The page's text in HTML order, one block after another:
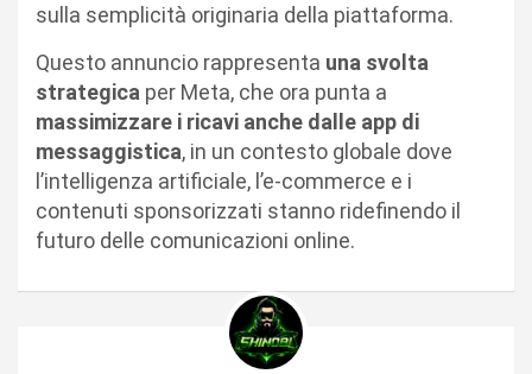
sulla semplicità originaria della piattaforma.
Questo annuncio rappresenta una svolta
strategica per Meta, che ora punta a
massimizzare i ricavi anche dalle app di
messaggistica, in un contesto globale dove
l’intelligenza artificiale, l’e-commerce e i
contenuti sponsorizzati stanno ridefinendo il
futuro delle comunicazioni online.